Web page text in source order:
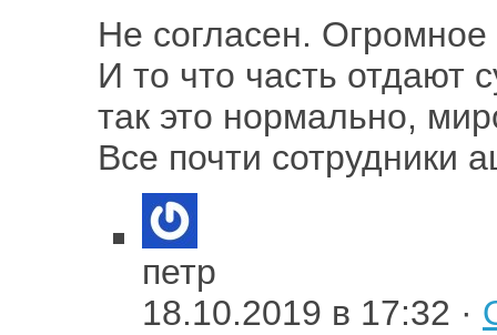
Не согласен. Огромное
И то что часть отдают
так это нормально,
Все почти сотрудники
петр
18.10.2019 в 17:32 ·